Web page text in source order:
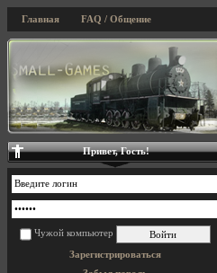
Главная FAQ / Общение
Привет, Гость!
Чужой компьютер
Зарегистрироваться